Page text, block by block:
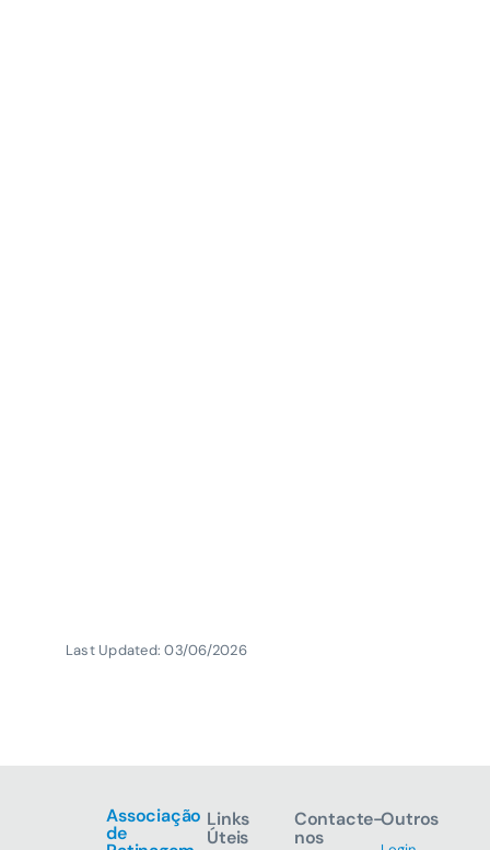
Last Updated: 03/06/2026
Associação
de
Links
Úteis
Contacte-
nos
Outros